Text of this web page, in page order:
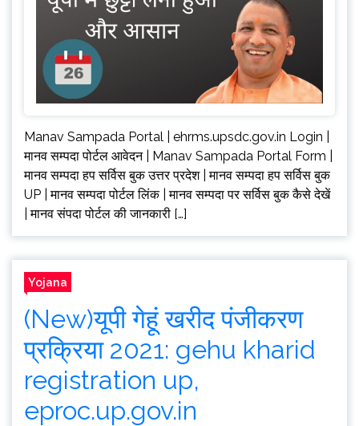
Manav Sampada Portal | ehrms.upsdc.gov.in Login |
मानव सम्पदा पोर्टल आवेदन | Manav Sampada Portal Form |
मानव सम्पदा हप सर्विस बुक उत्तर प्रदेश | मानव सम्पदा हप सर्विस बुक
UP | मानव सम्पदा पोर्टल लिंक | मानव सम्पदा पर सर्विस बुक कैसे देखें
| मानव संपदा पोर्टल की जानकारी […]
Yojana
(New)यूपी गेहूं खरीद पंजीकरण
प्रक्रिया 2021: gehu kharid
registration up,
eproc.up.gov.in